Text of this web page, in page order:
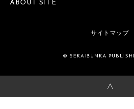
ABOUT SITE
サイトマップ
© SEKAIBUNKA